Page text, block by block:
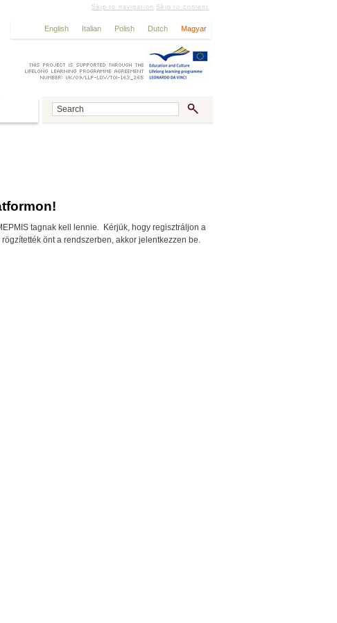
Skip to navigation Skip to content
English Italian Polish Dutch Magyar
tagnak kell lennie. Kérjük, hogy regisztráljon a
önt a rendszerben, akkor jelentkezzen be.